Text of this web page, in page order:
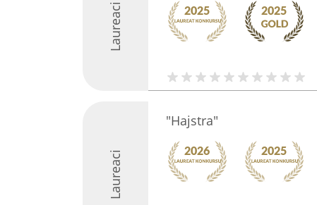
Laureaci
Laureaci
"Hajstra"